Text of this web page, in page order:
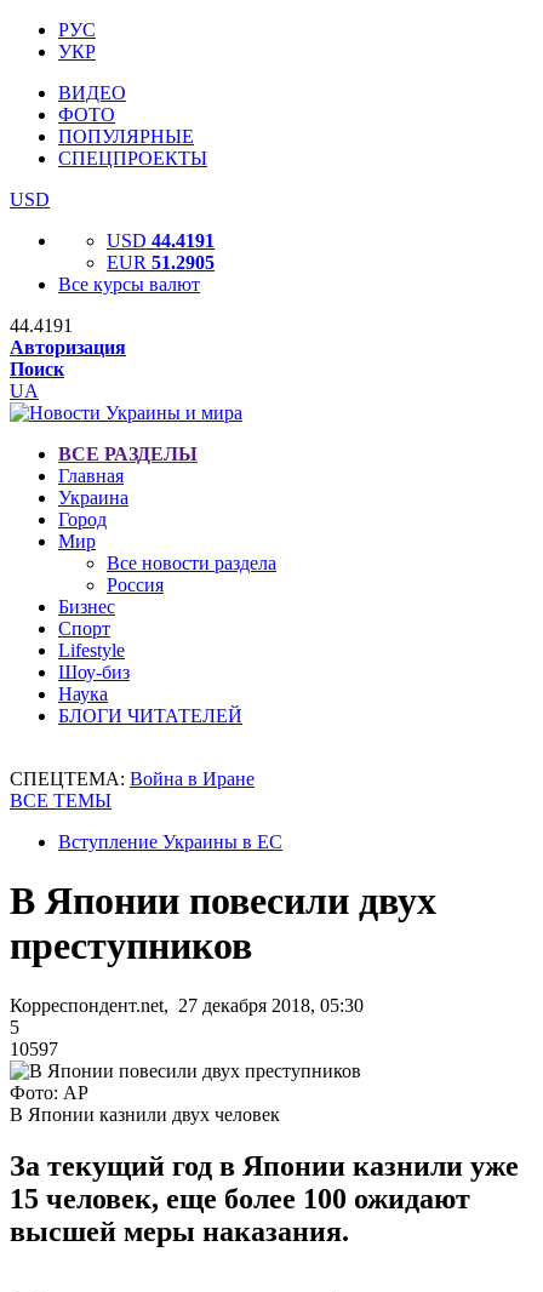
РУС
УКР
ВИДЕО
ФОТО
ПОПУЛЯРНЫЕ
СПЕЦПРОЕКТЫ
USD
USD 44.4191
EUR 51.2905
Все курсы валют
44.4191
Авторизация
Поиск
UA
ВСЕ РАЗДЕЛЫ
Главная
Украина
Город
Мир
Все новости раздела
Россия
Бизнес
Спорт
Lifestyle
Шоу-биз
Наука
БЛОГИ ЧИТАТЕЛЕЙ
СПЕЦТЕМА: Война в Иране
ВСЕ ТЕМЫ
Вступление Украины в ЕС
В Японии повесили двух
преступников
Корреспондент.net, 27 декабря 2018, 05:30
5
10597
Фото: АР
В Японии казнили двух человек
За текущий год в Японии казнили уже
15 человек, еще более 100 ожидают
высшей меры наказания.